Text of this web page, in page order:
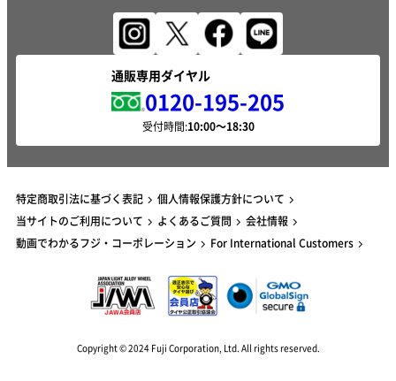
通販専用ダイヤル
0120-195-205
受付時間:
特定商取引法に基づく表記
個人情報保護方針について
当サイトのご利用について
よくあるご質問
会社情報
動画でわかるフジ・コーポレーション
For International Customers
Copyright © 2024 Fuji Corporation, Ltd. All rights reserved.